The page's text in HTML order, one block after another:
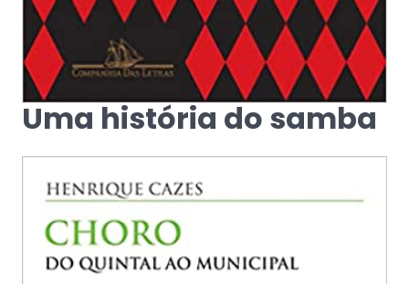
Uma história do samba